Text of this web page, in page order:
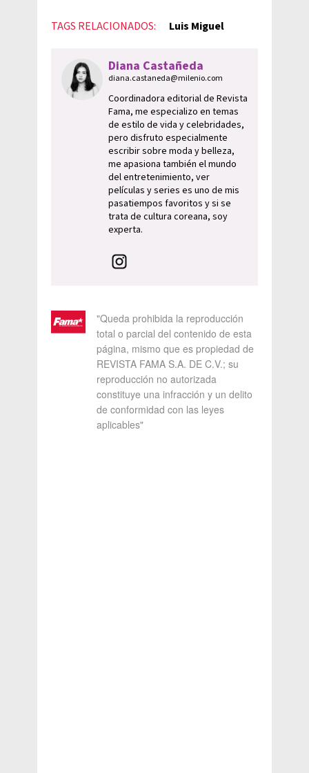
TAGS RELACIONADOS: Luis Miguel
Diana Castañeda
diana.castaneda@milenio.com
Coordinadora editorial de Revista
Fama, me especializo en temas
de estilo de vida y celebridades,
pero disfruto especialmente
escribir sobre moda y belleza,
me apasiona también el mundo
del entretenimiento, ver
películas y series es uno de mis
pasatiempos favoritos y si se
trata de cultura coreana, soy
experta.
"Queda prohibida la reproducción
total o parcial del contenido de esta
página, mismo que es propiedad de
REVISTA FAMA S.A. DE C.V.; su
reproducción no autorizada
constituye una infracción y un delito
de conformidad con las leyes
aplicables"